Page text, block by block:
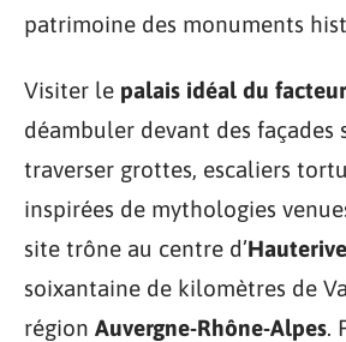
patrimoine des monuments
Visiter le palais idéal du
déambuler devant des façades
traverser grottes, escaliers
inspirées de mythologies
site trône au centre d’
soixantaine de kilomètres de
région Auvergne-Rhône-Alpes.